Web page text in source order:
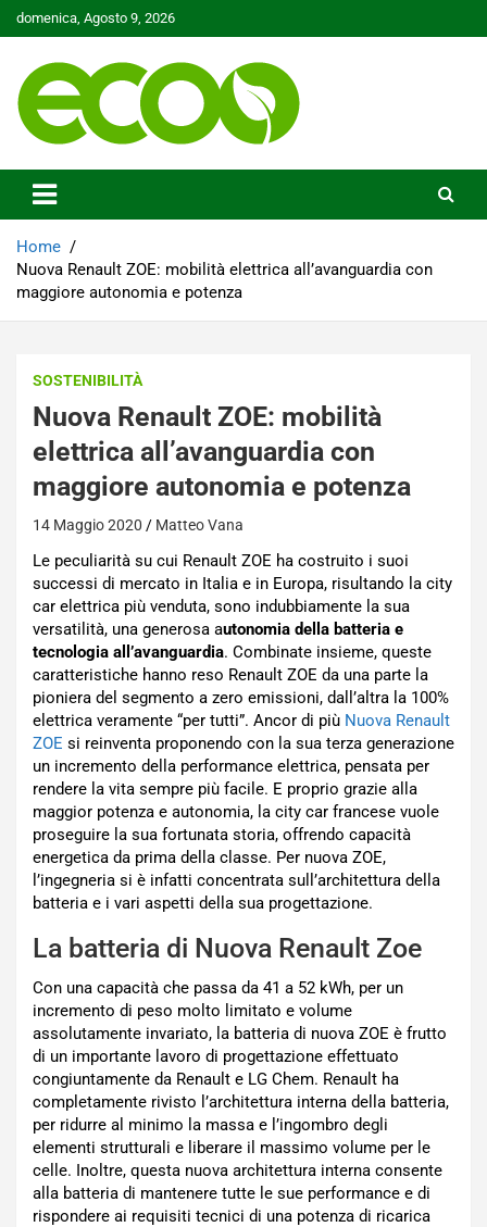
Skip
to
domenica, Agosto 9, 2026
Ecoo.it
Home
Nuova Renault ZOE: mobilità elettrica all’avanguardia con
maggiore autonomia e potenza
SOSTENIBILITÀ
Nuova Renault ZOE: mobilità
elettrica all’avanguardia con
maggiore autonomia e potenza
14 Maggio 2020 Matteo Vana
Le peculiarità su cui Renault ZOE ha costruito i suoi
successi di mercato in Italia e in Europa, risultando la city
car elettrica più venduta, sono indubbiamente la sua
versatilità, una generosa autonomia della batteria e
tecnologia all’avanguardia. Combinate insieme, queste
caratteristiche hanno reso Renault ZOE da una parte la
pioniera del segmento a zero emissioni, dall’altra la 100%
elettrica veramente “per tutti”. Ancor di più Nuova Renault
ZOE si reinventa proponendo con la sua terza generazione
un incremento della performance elettrica, pensata per
rendere la vita sempre più facile. E proprio grazie alla
maggior potenza e autonomia, la city car francese vuole
proseguire la sua fortunata storia, offrendo capacità
energetica da prima della classe. Per nuova ZOE,
l’ingegneria si è infatti concentrata sull’architettura della
batteria e i vari aspetti della sua progettazione.
La batteria di Nuova Renault Zoe
Con una capacità che passa da 41 a 52 kWh, per un
incremento di peso molto limitato e volume
assolutamente invariato, la batteria di nuova ZOE è frutto
di un importante lavoro di progettazione effettuato
congiuntamente da Renault e LG Chem. Renault ha
completamente rivisto l’architettura interna della batteria,
per ridurre al minimo la massa e l’ingombro degli
elementi strutturali e liberare il massimo volume per le
celle. Inoltre, questa nuova architettura interna consente
alla batteria di mantenere tutte le sue performance e di
rispondere ai requisiti tecnici di una potenza di ricarica